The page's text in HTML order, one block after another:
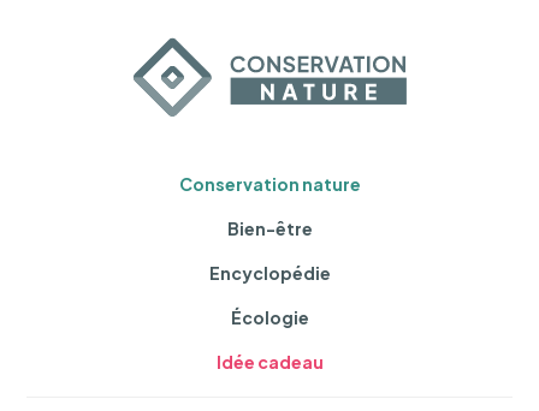
Conservation nature
Bien-être
Encyclopédie
Écologie
Idée cadeau